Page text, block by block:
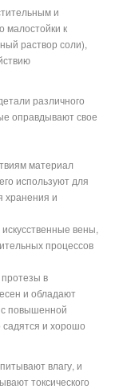
и
к
раствор соли),
различного
оправдывают свое
материал
используют для
хранения и
вены,
процессов
в
и обладают
с повышенной
и хорошо
влагу, и
токсического